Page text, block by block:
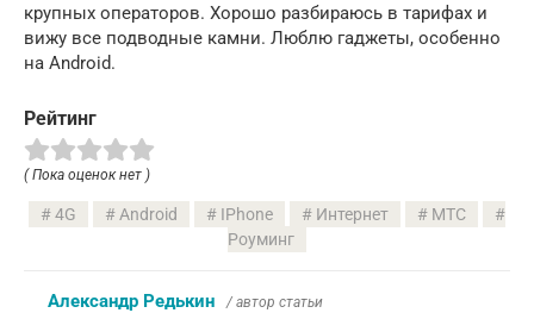
крупных операторов. Хорошо разбираюсь в тарифах и
вижу все подводные камни. Люблю гаджеты, особенно
на Android.
Рейтинг
( Пока оценок нет )
4G Android IPhone Интернет
МТС
Роуминг
Александр Редькин / автор статьи